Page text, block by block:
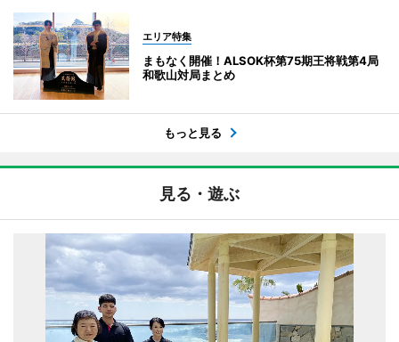
エリア特集
まもなく開催！ALSOK杯第75期王将戦第4局
和歌山対局まとめ
もっと見る
見る・遊ぶ